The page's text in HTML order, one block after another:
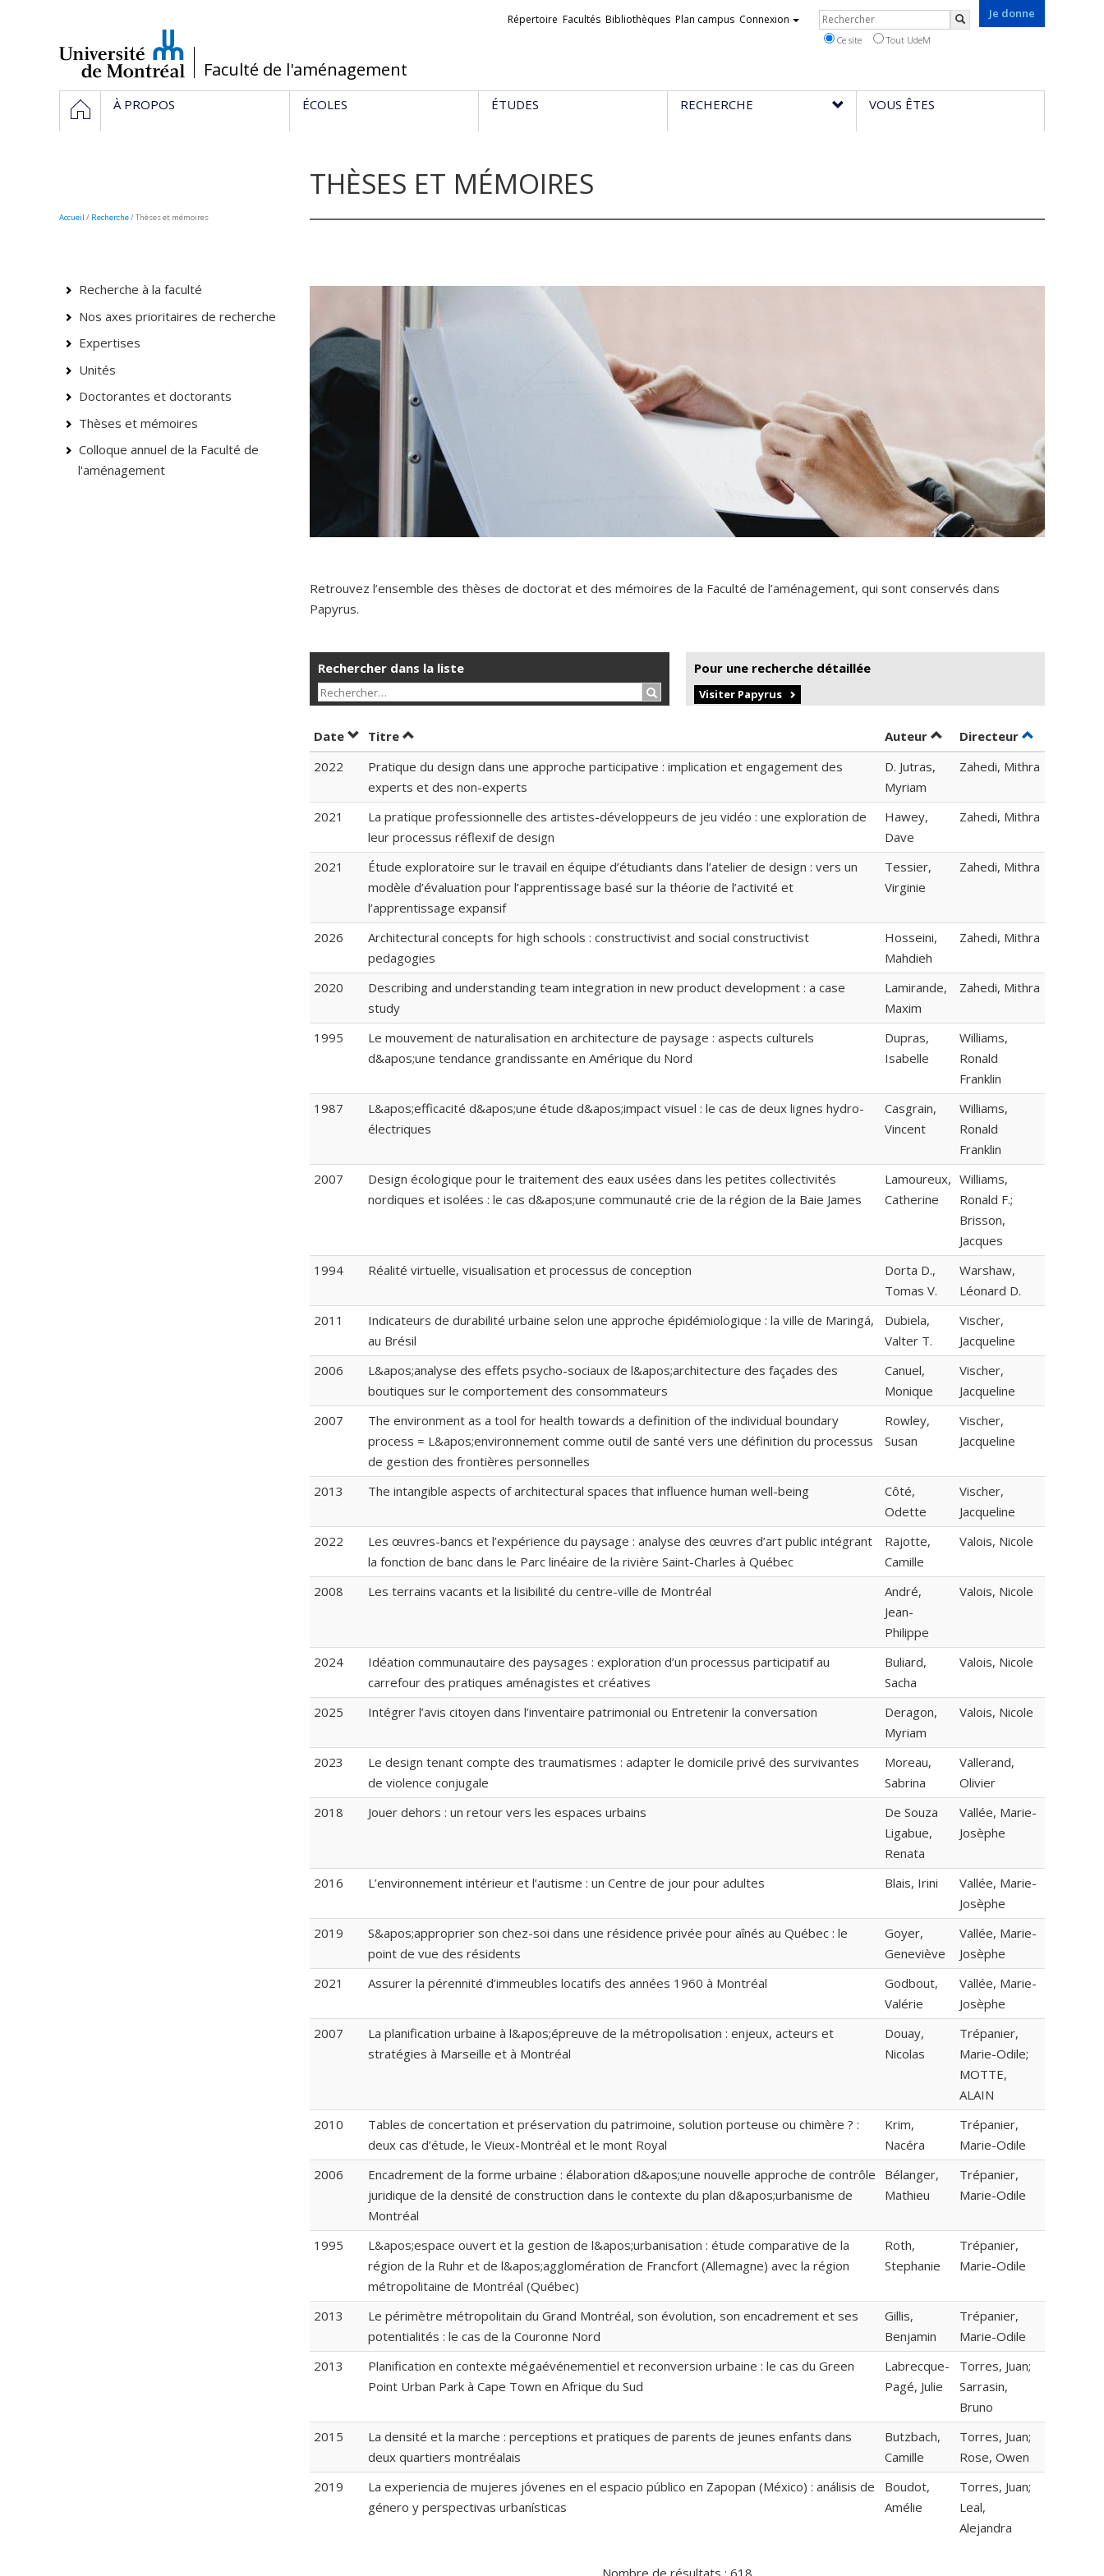
/Faculté de l'aménagement
Je donne
Liens
Répertoire Facultés Bibliothèques Plan campus Connexion Rechercher
Ce site Tout UdeM
Navigation
principale
ACCUEIL
À PROPOS ÉCOLES ÉTUDES RECHERCHE VOUS ÊTES
THÈSES ET MÉMOIRES
Retrouvez l’ensemble des thèses de doctorat et des mémoires de la Faculté de l’aménagement, qui sont conservés dans
Papyrus.
Rechercher dans la liste
Rechercher…
Pour une recherche détaillée
Visiter Papyrus
Date Trier par date en ordre décroissant
Titre Trier par titre en ordre décroissant Auteur Trier par auteur en ordre
Directeur par
2022
Pratique du design dans une approche participative : implication et engagement des
experts et des non-experts
D. Jutras,
Myriam
Zahedi, Mithra
2021
La pratique professionnelle des artistes-développeurs de jeu vidéo : une exploration de
leur processus réflexif de design
Hawey,
Dave
Zahedi, Mithra
2021
Étude exploratoire sur le travail en équipe d’étudiants dans l’atelier de design : vers un
modèle d’évaluation pour l’apprentissage basé sur la théorie de l’activité et
l’apprentissage expansif
Tessier,
Virginie
Zahedi, Mithra
2026
Architectural concepts for high schools : constructivist and social constructivist
pedagogies
Hosseini,
Mahdieh
Zahedi, Mithra
2020
Describing and understanding team integration in new product development : a case
study
Lamirande,
Maxim
Zahedi, Mithra
1995
Le mouvement de naturalisation en architecture de paysage : aspects culturels
d&apos;une tendance grandissante en Amérique du Nord
Dupras,
Isabelle
Williams,
Ronald
Franklin
1987
L&apos;efficacité d&apos;une étude d&apos;impact visuel : le cas de deux lignes hydro-
électriques
Casgrain,
Vincent
Williams,
Ronald
Franklin
2007
Design écologique pour le traitement des eaux usées dans les petites collectivités
nordiques et isolées : le cas d&apos;une communauté crie de la région de la Baie James
Lamoureux,
Catherine
Williams,
Ronald F.;
Brisson,
Jacques
1994
Réalité virtuelle, visualisation et processus de conception
Dorta D.,
Tomas V.
Warshaw,
Léonard D.
2011
Indicateurs de durabilité urbaine selon une approche épidémiologique : la ville de Maringá,
au Brésil
Dubiela,
Valter T.
Vischer,
Jacqueline
2006
L&apos;analyse des effets psycho-sociaux de l&apos;architecture des façades des
boutiques sur le comportement des consommateurs
Canuel,
Monique
Vischer,
Jacqueline
2007
The environment as a tool for health towards a definition of the individual boundary
process = L&apos;environnement comme outil de santé vers une définition du processus
de gestion des frontières personnelles
Rowley,
Susan
Vischer,
Jacqueline
2013 The intangible aspects of architectural spaces that influence human well-being
Côté,
Odette
Vischer,
Jacqueline
2022
Les œuvres-bancs et l’expérience du paysage : analyse des œuvres d’art public intégrant
la fonction de banc dans le Parc linéaire de la rivière Saint-Charles à Québec
Rajotte,
Camille
Valois, Nicole
2008 Les terrains vacants et la lisibilité du centre-ville de Montréal
André,
Jean-
Philippe
Valois, Nicole
2024
Idéation communautaire des paysages : exploration d’un processus participatif au
carrefour des pratiques aménagistes et créatives
Buliard,
Sacha
Valois, Nicole
2025 Intégrer l’avis citoyen dans l’inventaire patrimonial ou Entretenir la conversation
Deragon,
Myriam
Valois, Nicole
2023
Le design tenant compte des traumatismes : adapter le domicile privé des survivantes
de violence conjugale
Moreau,
Sabrina
Vallerand,
Olivier
2018
Jouer dehors : un retour vers les espaces urbains
De Souza
Ligabue,
Renata
Vallée, Marie-
Josèphe
2016 L’environnement intérieur et l’autisme : un Centre de jour pour adultes Blais, Irini
Vallée, Marie-
Josèphe
2019
S&apos;approprier son chez-soi dans une résidence privée pour aînés au Québec : le
point de vue des résidents
Goyer,
Geneviève
Vallée, Marie-
Josèphe
2021
Assurer la pérennité d’immeubles locatifs des années 1960 à Montréal
Godbout,
Valérie
Vallée, Marie-
Josèphe
2007
La planification urbaine à l&apos;épreuve de la métropolisation : enjeux, acteurs et
stratégies à Marseille et à Montréal
Douay,
Nicolas
Trépanier,
Marie-Odile;
MOTTE,
ALAIN
2010
Tables de concertation et préservation du patrimoine, solution porteuse ou chimère ? :
deux cas d’étude, le Vieux-Montréal et le mont Royal
Krim,
Nacéra
Trépanier,
Marie-Odile
2006
Encadrement de la forme urbaine : élaboration d&apos;une nouvelle approche de contrôle
juridique de la densité de construction dans le contexte du plan d&apos;urbanisme de
Montréal
Bélanger,
Mathieu
Trépanier,
Marie-Odile
1995
L&apos;espace ouvert et la gestion de l&apos;urbanisation : étude comparative de la
région de la Ruhr et de l&apos;agglomération de Francfort (Allemagne) avec la région
métropolitaine de Montréal (Québec)
Roth,
Stephanie
Trépanier,
Marie-Odile
2013
Le périmètre métropolitain du Grand Montréal, son évolution, son encadrement et ses
potentialités : le cas de la Couronne Nord
Gillis,
Benjamin
Trépanier,
Marie-Odile
2013
Planification en contexte mégaévénementiel et reconversion urbaine : le cas du Green
Point Urban Park à Cape Town en Afrique du Sud
Labrecque-
Pagé, Julie
Torres, Juan;
Sarrasin,
Bruno
2015
La densité et la marche : perceptions et pratiques de parents de jeunes enfants dans
deux quartiers montréalais
Butzbach,
Camille
Torres, Juan;
Rose, Owen
2019
La experiencia de mujeres jóvenes en el espacio público en Zapopan (México) : análisis de
género y perspectivas urbanísticas
Boudot,
Amélie
Torres, Juan;
Leal,
Alejandra
Accueil / Recherche/ Thèses et mémoires
Recherche à la faculté
Nos axes prioritaires de recherche
Expertises
Unités
Doctorantes et doctorants
Thèses et mémoires
Colloque annuel de la Faculté de
l'aménagement